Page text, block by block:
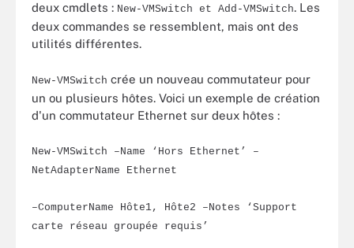
deux cmdlets : New-VMSwitch et Add-VMSwitch. Les
deux commandes se ressemblent, mais ont des
utilités différentes.
New-VMSwitch crée un nouveau commutateur pour
un ou plusieurs hôtes. Voici un exemple de création
d'un commutateur Ethernet sur deux hôtes :
New-VMSwitch –Name ‘Hors Ethernet’ –
NetAdapterName Ethernet
–ComputerName Hôte1, Hôte2 –Notes ‘Support
carte réseau groupée requis’